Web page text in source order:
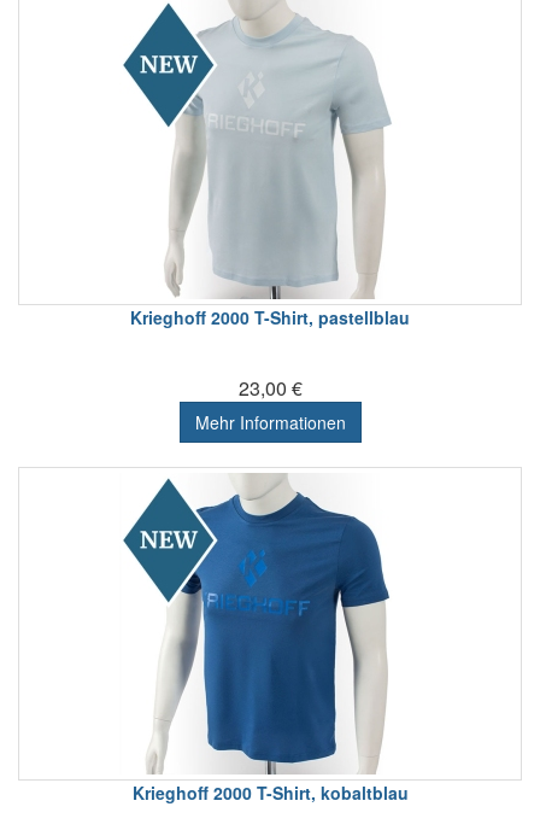
Krieghoff 2000 T-Shirt, pastellblau
23,00 €
Mehr Informationen
Krieghoff 2000 T-Shirt, kobaltblau